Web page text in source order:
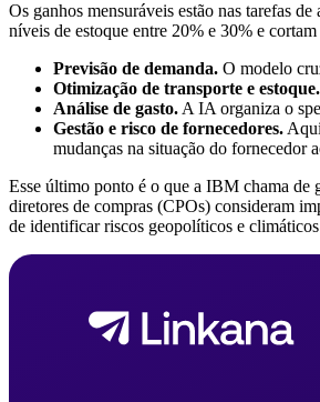
Os ganhos mensuráveis estão nas tarefas
níveis de estoque entre 20% e 30% e
Previsão de demanda. O modelo
Otimização de transporte e estoque.
Análise de gasto. A IA organiza o
Gestão e risco de fornecedores.
mudanças na situação do fornecedor
Esse último ponto é o que a IBM chama de
diretores de compras (CPOs) consideram
de identificar riscos geopolíticos e